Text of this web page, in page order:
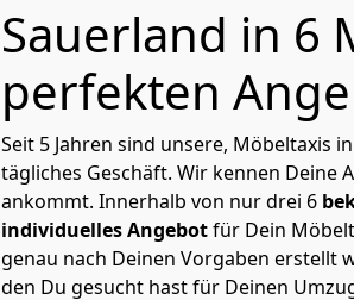
Sauerland in 6
perfekten
Seit 5 Jahren sind unsere, Möbeltaxis
tägliches Geschäft. Wir kennen Deine
ankommt. Innerhalb von nur drei 6
individuelles Angebotfür Dein
genau nach Deinen Vorgaben erstellt
den Du gesucht hast für Deinen